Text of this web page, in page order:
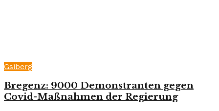
Gsiberg
Bregenz: 9000 Demonstranten gegen
Covid-Maßnahmen der Regierung